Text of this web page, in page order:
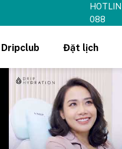
088
Dripclub Đặt lịch